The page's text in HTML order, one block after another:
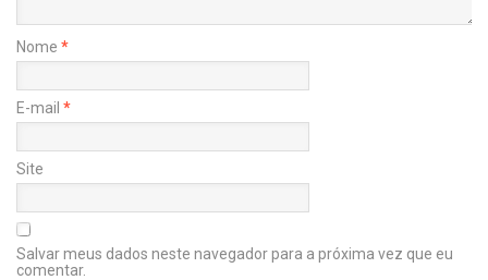
Nome *
E-mail *
Site
Salvar meus dados neste navegador para a próxima vez que eu
comentar.